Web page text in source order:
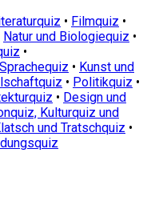
• Filmquiz •
Natur und Biologiequiz •
•
• Kunst und
• Politikquiz •
• Design und
Kulturquiz und
und Tratschquiz •